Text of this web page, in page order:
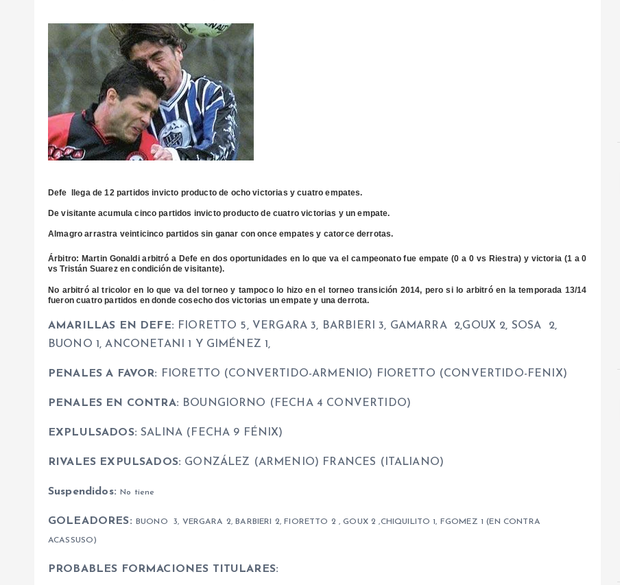
Defe llega de 12 partidos invicto producto de ocho victorias y cuatro empates.
De visitante acumula cinco partidos invicto producto de cuatro victorias y un empate.
Almagro arrastra veinticinco partidos sin ganar con once empates y catorce derrotas.
Árbitro: Martin Gonaldi arbitró a Defe en dos oportunidades en lo que va el campeonato fue empate (0 a 0 vs Riestra) y victoria (1 a 0
vs Tristán Suarez en condición de visitante).
No arbitró al tricolor en lo que va del torneo y tampoco lo hizo en el torneo transición 2014, pero si lo arbitró en la temporada 13/14
fueron cuatro partidos en donde cosecho dos victorias un empate y una derrota.
AMARILLAS EN DEFE: FIORETTO 5, VERGARA 3, BARBIERI 3, GAMARRA 2,GOUX 2, SOSA 2,
BUONO 1, ANCONETANI 1 Y GIMÉNEZ 1,
PENALES A FAVOR: FIORETTO (CONVERTIDO-ARMENIO) FIORETTO (CONVERTIDO-FENIX)
PENALES EN CONTRA: BOUNGIORNO (FECHA 4 CONVERTIDO)
EXPLULSADOS: SALINA (FECHA 9 FÉNIX)
RIVALES EXPULSADOS: GONZÁLEZ (ARMENIO) FRANCES (ITALIANO)
Suspendidos:No tiene
GOLEADORES: BUONO 3, VERGARA 2, BARBIERI 2, FIORETTO 2 , GOUX 2 ,CHIQUILITO 1, FGOMEZ 1 (EN CONTRA
ACASSUSO)
PROBABLES FORMACIONES TITULARES: